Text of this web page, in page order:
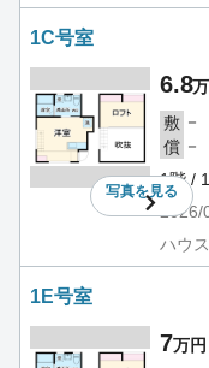
1C号室
写真を見る
6.8
敷 －
償 －
1階 /
2026/
ハウ
1E号室
7万円